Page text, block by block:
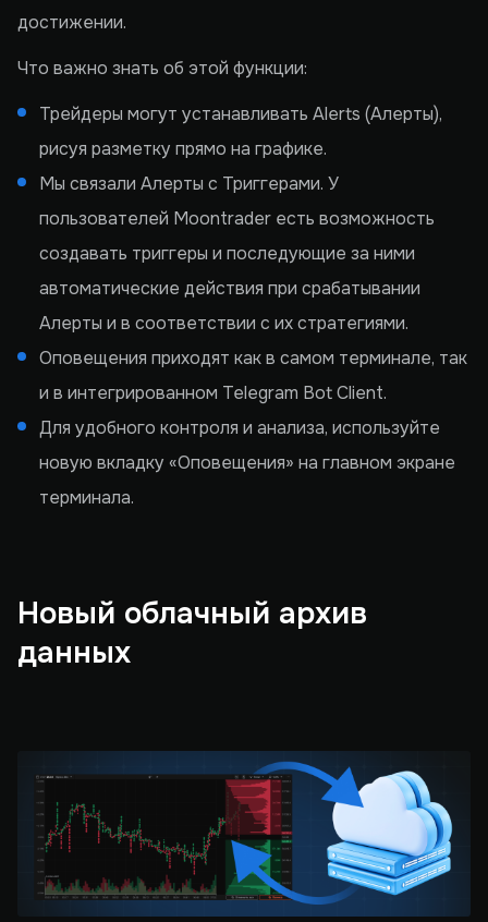
достижении.
Что важно знать об этой функции:
Трейдеры могут устанавливать Alerts (Алерты),
рисуя разметку прямо на графике.
Мы связали Алерты с Триггерами. У
пользователей Moontrader есть возможность
создавать триггеры и последующие за ними
автоматические действия при срабатывании
Алерты и в соответствии с их стратегиями.
Оповещения приходят как в самом терминале, так
и в интегрированном Telegram Bot Client.
Для удобного контроля и анализа, используйте
новую вкладку «Оповещения» на главном экране
терминала.
Новый облачный архив
данных